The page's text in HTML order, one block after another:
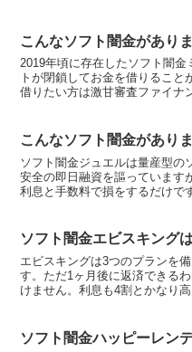
しれませんが所詮は闇金です
こんなソフト闇金があり
2019年頃に存在したソフト闇
トが閉鎖してお金を借りるこ
借りたい方は激甘審査ファイナ
こんなソフト闇金があり
ソフト闇金ジュエルは量産型の
安全の即日融資を謳っています
利息と手数料で損をするだけで
なら当サイトのブラック専用
ソフト闇金エビスキング
エビスキングは3つのプランを
す。ただ1ヶ月後に返済できる
けません。利息も4割とかなり
ださい。10日プランなら利息2
ソフト闇金ハッピーレン